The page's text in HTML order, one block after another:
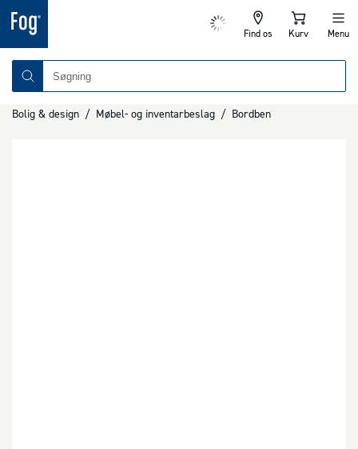
Find os Kurv Menu
Bolig & design / Møbel- og inventarbeslag / Bordben